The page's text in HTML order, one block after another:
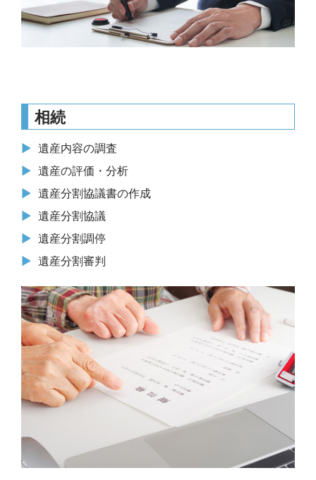
相続
遺産内容の調査
遺産の評価・分析
遺産分割協議書の作成
遺産分割協議
遺産分割調停
遺産分割審判